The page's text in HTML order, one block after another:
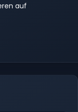
auf